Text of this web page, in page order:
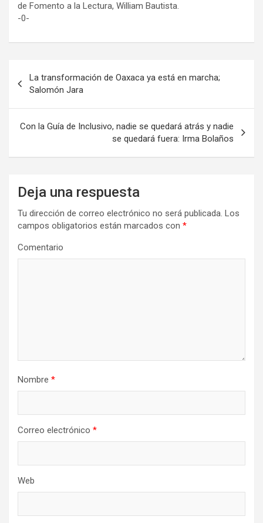
de Fomento a la Lectura, William Bautista.
-0-
de
entradas
La transformación de Oaxaca ya está en marcha;
Salomón Jara
Con la Guía de Inclusivo, nadie se quedará atrás y nadie
se quedará fuera: Irma Bolaños
Deja una respuesta
Tu dirección de correo electrónico no será publicada. Los
campos obligatorios están marcados con *
Comentario
Nombre *
Correo electrónico *
Web